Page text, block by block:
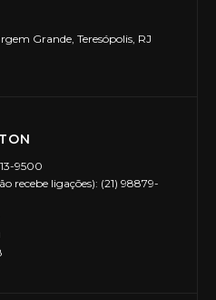
Grande, Teresópolis, RJ
9500
recebe ligações): (21) 98879-